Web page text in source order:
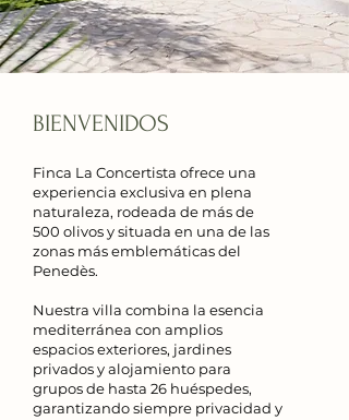
BIENVENIDOS
Finca La Concertista ofrece una
experiencia exclusiva en plena
naturaleza, rodeada de más de
500 olivos y situada en una de las
zonas más emblemáticas del
Penedès.
Nuestra villa combina la esencia
mediterránea con amplios
espacios exteriores, jardines
privados y alojamiento para
grupos de hasta 26 huéspedes,
garantizando siempre privacidad y